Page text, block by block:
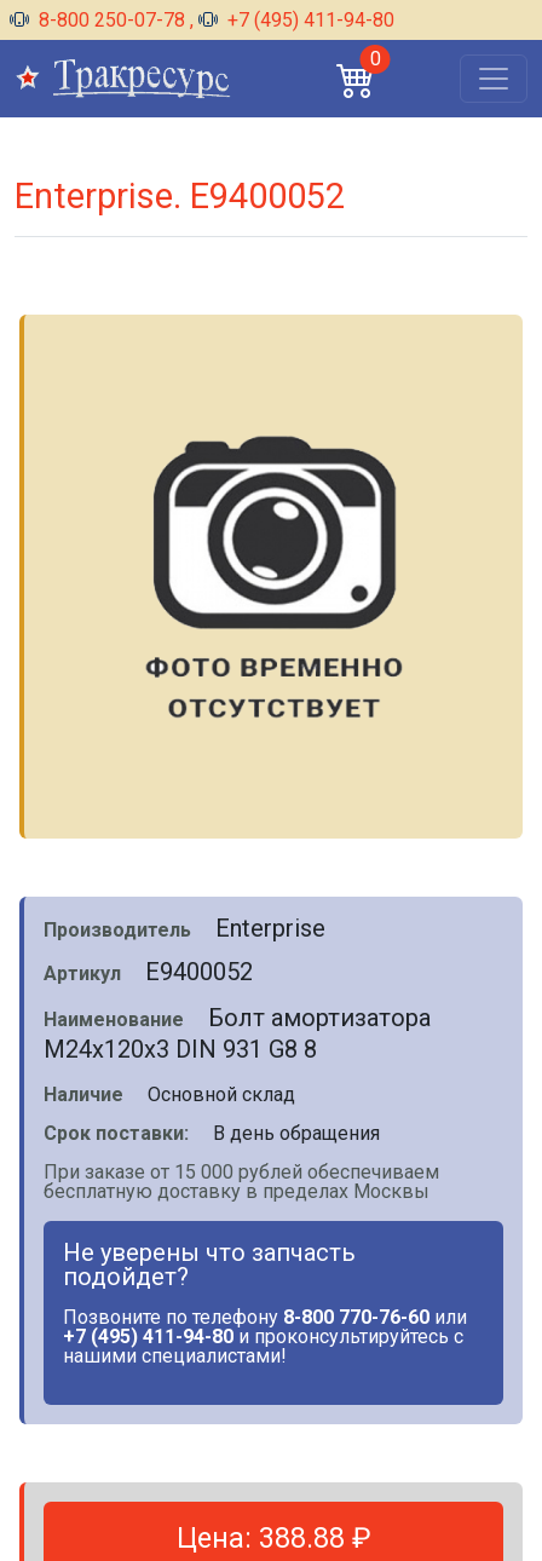
8-800 250-07-78 ,
+7 (495) 411-94-80
0
Enterprise. E9400052
Производитель Enterprise
Артикул E9400052
Наименование
Болт амортизатора
М24х120х3 DIN 931 G8 8
Наличие
Основной склад
Срок поставки:
В день обращения
При заказе от 15 000 рублей обеспечиваем
бесплатную доставку в пределах Москвы
Не уверены что запчасть
подойдет?
Позвоните по телефону 8-800 770-76-60 или
+7 (495) 411-94-80 и проконсультируйтесь с
нашими специалистами!
Цена: 388.88 ₽